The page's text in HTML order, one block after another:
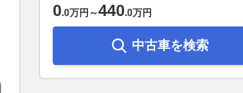
0.0万円 ～440.0万円
中古車を検索